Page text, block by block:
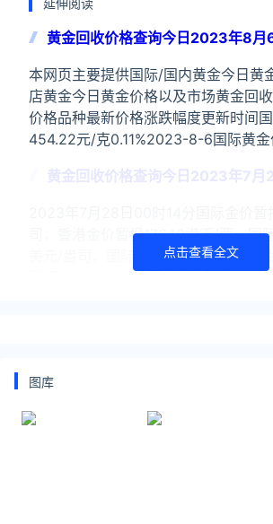
延伸阅读
黄金回收价格查询今日2023年8月
本网页主要提供国际/国内黄金今日黄
店黄金今日黄金价格以及市场黄金回
价格品种最新价格涨跌幅度更新时间
454.22元/克0.11%2023-8-6国际黄金
黄金回收价格查询今日2023年7月
司，香港金价暂报17640港币/两，国
美元/盎司，国际钯金暂报1233美元/
99%以上都统称为足金，所以之前的千
就是现在的足金999首饰，目前市场上
克多少钱呢？千足金回收价格今日查询
点击查看全文
图库